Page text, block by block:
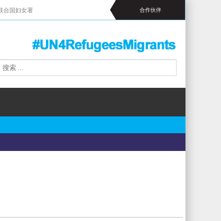
合国妇女署 合作伙伴
搜
索
表
搜
索